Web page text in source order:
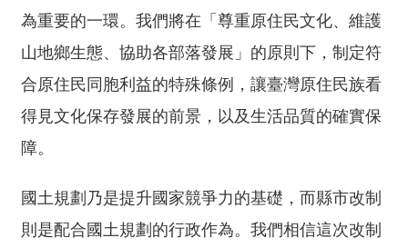
為重要的一環。我們將在「尊重原住民文化、維護
山地鄉生態、協助各部落發展」的原則下，制定符
合原住民同胞利益的特殊條例，讓臺灣原住民族看
得見文化保存發展的前景，以及生活品質的確實保
障。
國土規劃乃是提升國家競爭力的基礎，而縣市改制
則是配合國土規劃的行政作為。我們相信這次改制